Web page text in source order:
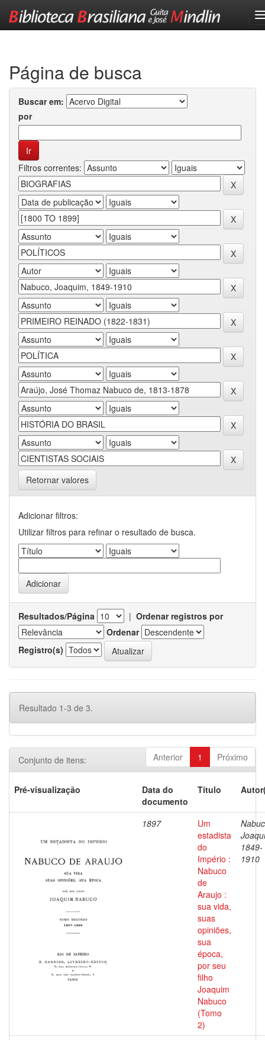
Página de busca
Buscar em:
por
Filtros correntes:
Retornar valores
Adicionar filtros:
Utilizar filtros para refinar o resultado de busca.
Resultados/Página | Ordenar registros por
Ordenar
Registro(s)
Resultado 1-3 de 3.
Anterior 1 Próximo
Conjunto de itens:
Pré-visualização
Data do
documento
Título
1897
Um
estadista
do
Império :
Nabuco
de
Araujo :
sua vida,
suas
opiniões,
sua
época,
por seu
filho
Joaquim
Nabuco
(Tomo
2)
1849-
1910